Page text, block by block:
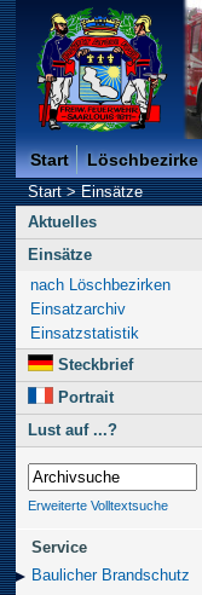
Freiwillige
Start Löschbezirke
Start>Einsätze
Aktuelles
Einsätze
nach Löschbezirken
Einsatzarchiv
Einsatzstatistik
Steckbrief
Portrait
Lust auf ...?
Erweiterte Volltextsuche
Service
Baulicher Brand­schutz